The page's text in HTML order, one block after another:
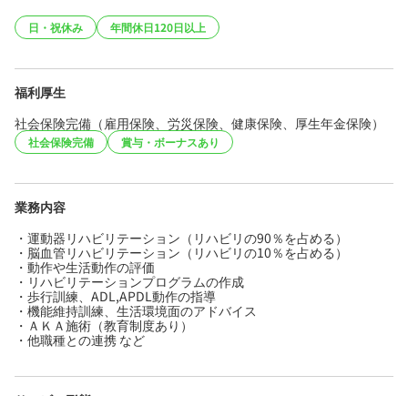
日・祝休み 年間休日120日以上
福利厚生
社会保険完備（雇用保険、労災保険、健康保険、厚生年金保険）
社会保険完備 賞与・ボーナスあり
業務内容
・運動器リハビリテーション（リハビリの90％を占める）
・脳血管リハビリテーション（リハビリの10％を占める）
・動作や生活動作の評価
・リハビリテーションプログラムの作成
・歩行訓練、ADL,APDL動作の指導
・機能維持訓練、生活環境面のアドバイス
・ＡＫＡ施術（教育制度あり）
・他職種との連携 など